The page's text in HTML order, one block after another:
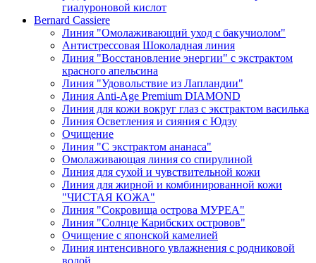
гиалуроновой кислот
Bernard Cassiere
Линия "Омолаживающий уход с бакучиолом"
Антистрессовая Шоколадная линия
Линия "Восстановление энергии" с экстрактом
красного апельсина
Линия "Удовольствие из Лапландии"
Линия Anti-Age Premium DIAMOND
Линия для кожи вокруг глаз с экстрактом василька
Линия Осветления и сияния с Юдзу
Очищение
Линия "С экстрактом ананаса"
Омолаживающая линия со спирулиной
Линия для сухой и чувствительной кожи
Линия для жирной и комбинированной кожи
"ЧИСТАЯ КОЖА"
Линия "Сокровища острова МУРЕА"
Линия "Солнце Карибских островов"
Очищение с японской камелией
Линия интенсивного увлажнения с родниковой
водой